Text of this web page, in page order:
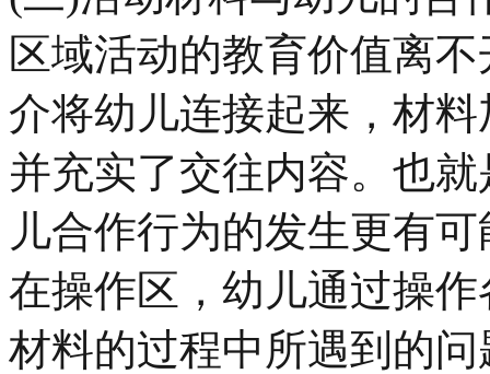
区域活动的教育价值离
介将幼儿连接起来，材
并充实了交往内容。也
儿合作行为的发生更有可
在操作区，幼儿通过操
材料的过程中所遇到的